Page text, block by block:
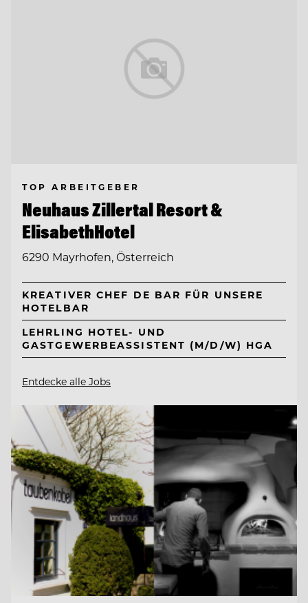
TOP ARBEITGEBER
Neuhaus Zillertal Resort &
ElisabethHotel
6290 Mayrhofen, Österreich
KREATIVER CHEF DE BAR FÜR UNSERE
HOTELBAR
LEHRLING HOTEL- UND
GASTGEWERBEASSISTENT (M/D/W) HGA
Entdecke alle Jobs